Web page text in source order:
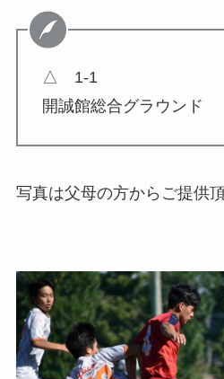
△ 1-1
開誠館総合グラウンド
写真は父母の方からご提供頂